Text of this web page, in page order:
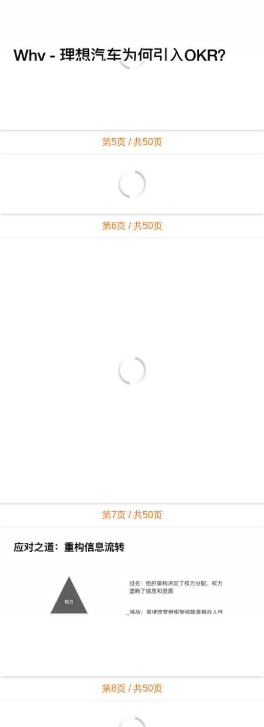
第4页 / 共50页
第5页 / 共50页